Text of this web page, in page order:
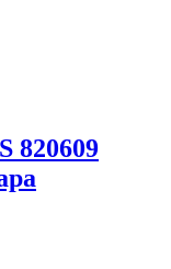
820609